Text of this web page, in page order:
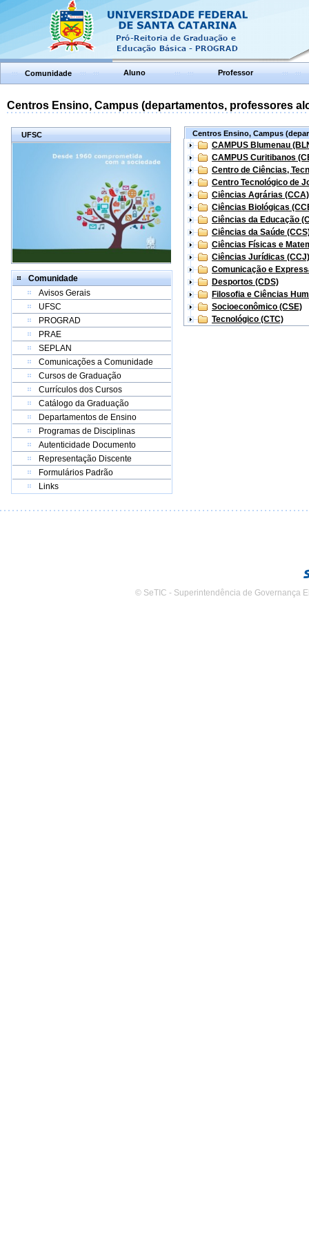
Comunidade Aluno Professor
Centros Ensino, Campus (departamentos, professores
UFSC
Comunidade
Avisos Gerais
UFSC
PROGRAD
PRAE
SEPLAN
Comunicações a Comunidade
Cursos de Graduação
Currículos dos Cursos
Catálogo da Graduação
Departamentos de Ensino
Programas de Disciplinas
Autenticidade Documento
Representação Discente
Formulários Padrão
Links
Centros Ensino, Campus
CAMPUS Blumenau
CAMPUS Curitibanos
Centro de Ciências,
Centro Tecnológico de
Ciências Agrárias (CCA)
Ciências Biológicas
Ciências da Educação
Ciências da Saúde
Ciências Físicas e
Ciências Jurídicas (CCJ)
Comunicação e
Desportos (CDS)
Filosofia e Ciências
Socioeconômico (CSE)
Tecnológico (CTC)
© SeTIC - Superintendência de Governança